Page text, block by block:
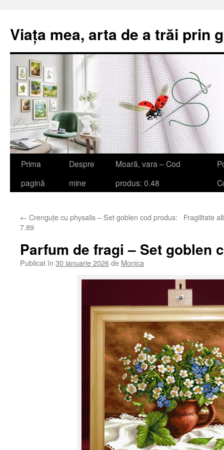
Viața mea, arta de a trăi prin
Sari
Prima
pagină
Despre
mine
Moară, vara – Cod
produs: 0.48
← Crenguțe cu physalis – Set goblen cod produs:
7.89
Fragilitate
Parfum de fragi – Set goblen
Publicat în 30 ianuarie 2026de Monica